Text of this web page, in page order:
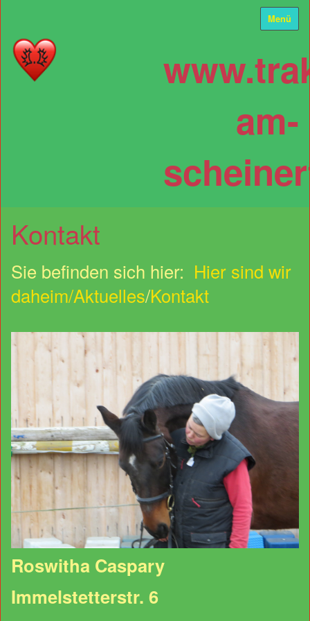
am-
Menü
Kontakt
Sie befinden sich hier: Hier sind wir
daheim/Aktuelles/Kontakt
Roswitha Caspary
Immelstetterstr. 6